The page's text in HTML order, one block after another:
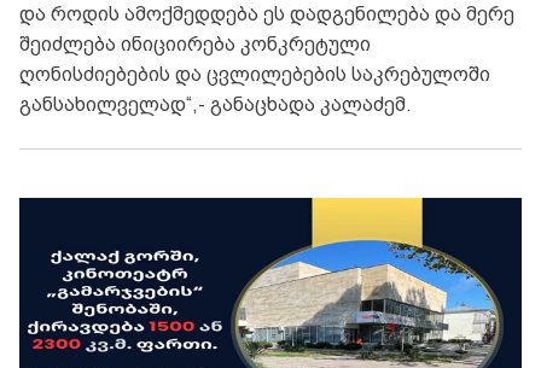
და როდის ამოქმედდება ეს დადგენილება და მერე
შეიძლება ინიციირება კონკრეტული
ღონისძიებების და ცვლილებების საკრებულოში
განსახილველად“,- განაცხადა კალაძემ.